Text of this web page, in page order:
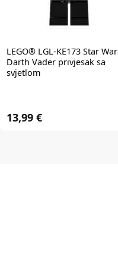
LEGO® LGL-KE173 Star
Darth Vader privjesak sa
svjetlom
13,99 €